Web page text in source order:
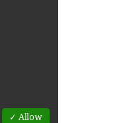
✓ Allow